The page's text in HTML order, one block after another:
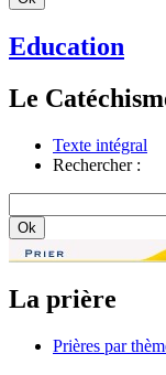
Education
Le
Texte intégral
Rechercher :
La prière
Prières par